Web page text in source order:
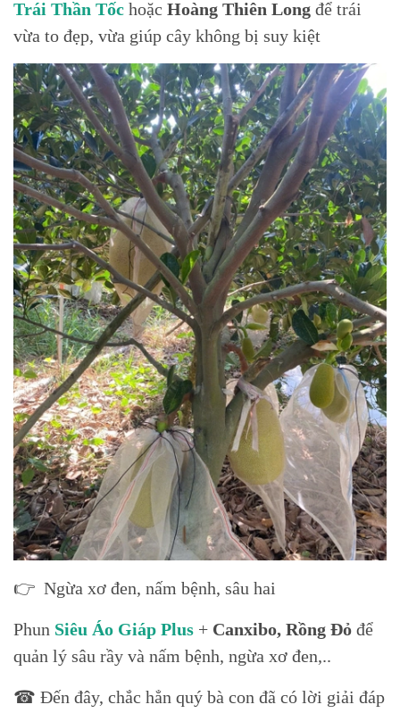
Trái Thần Tốc hoặc Hoàng Thiên Long để trái
vừa to đẹp, vừa giúp cây không bị suy kiệt
👉 Ngừa xơ đen, nấm bệnh, sâu hai
Phun Siêu Áo Giáp Plus + Canxibo, Rồng Đỏ để
quản lý sâu rầy và nấm bệnh, ngừa xơ đen,..
☎ Đến đây, chắc hẳn quý bà con đã có lời giải đáp